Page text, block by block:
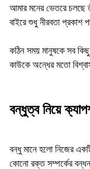
আমার মনের ভেতরে চলছে
বাইরে শুধু নীরবতা
কঠিন সময় মানুষকে সব
কাউকে অন্ধের মতো
বন্ধুত্ব নিয়ে
বন্ধু মানে হলো নিজের
কোনো রক্ত সম্পর্কের